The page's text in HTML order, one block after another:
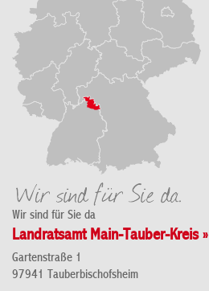
Wir sind für Sie da
Landratsamt Main-Tauber-Kreis »
Gartenstraße 1
97941 Tauberbischofsheim